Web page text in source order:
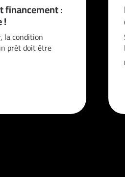
financement :
!
la condition
prêt doit être